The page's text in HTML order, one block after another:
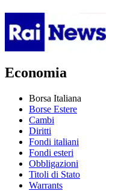
Economia
Borsa Italiana
Borse Estere
Cambi
Diritti
Fondi italiani
Fondi esteri
Obbligazioni
Titoli di Stato
Warrants